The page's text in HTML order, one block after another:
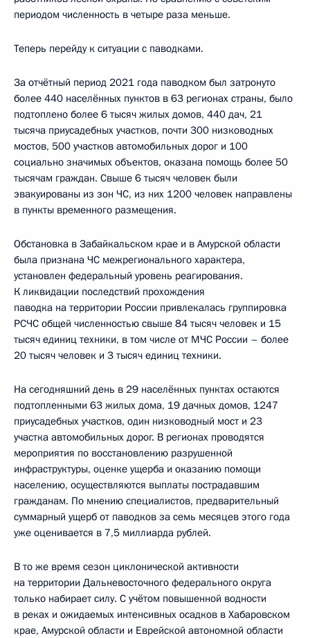
периодом численность в четыре раза меньше.
Теперь перейду к ситуации с паводками.
За отчётный период 2021 года паводком был затронуто
более 440 населённых пунктов в 63 регионах страны, было
подтоплено более 6 тысяч жилых домов, 440 дач, 21
тысяча приусадебных участков, почти 300 низководных
мостов, 500 участков автомобильных дорог и 100
социально значимых объектов, оказана помощь более 50
тысячам граждан. Свыше 6 тысяч человек были
эвакуированы из зон ЧС, из них 1200 человек направлены
в пункты временного размещения.
Обстановка в Забайкальском крае и в Амурской области
была признана ЧС межрегионального характера,
установлен федеральный уровень реагирования.
К ликвидации последствий прохождения
паводка на территории России привлекалась группировка
РСЧС общей численностью свыше 84 тысяч человек и 15
тысяч единиц техники, в том числе от МЧС России – более
20 тысяч человек и 3 тысяч единиц техники.
На сегодняшний день в 29 населённых пунктах остаются
подтопленными 63 жилых дома, 19 дачных домов, 1247
приусадебных участков, один низководный мост и 23
участка автомобильных дорог. В регионах проводятся
мероприятия по восстановлению разрушенной
инфраструктуры, оценке ущерба и оказанию помощи
населению, осуществляются выплаты пострадавшим
гражданам. По мнению специалистов, предварительный
суммарный ущерб от паводков за семь месяцев этого года
уже оценивается в 7,5 миллиарда рублей.
В то же время сезон циклонической активности
на территории Дальневосточного федерального округа
только набирает силу. С учётом повышенной водности
в реках и ожидаемых интенсивных осадков в Хабаровском
крае, Амурской области и Еврейской автономной области